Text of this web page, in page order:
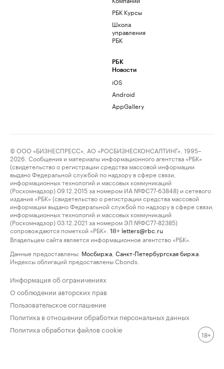
РБК Курсы
Школа
управления
РБК
РБК
Новости
iOS
Android
AppGallery
© ООО «БИЗНЕСПРЕСС», АО «РОСБИЗНЕСКОНСАЛТИНГ», 1995–
2026. Сообщения и материалы информационного агентства «РБК»
(свидетельство о регистрации средства массовой информации
выдано Федеральной службой по надзору в сфере связи,
информационных технологий и массовых коммуникаций
(Роскомнадзор) 09.12.2015 за номером ИА №ФС77-63848) и сетевого
издания «РБК» (свидетельство о регистрации средства массовой
информации выдано Федеральной службой по надзору в сфере связи,
информационных технологий и массовых коммуникаций
(Роскомнадзор) 03.12.2021 за номером ЭЛ №ФС77-82385)
сопровождаются пометкой «РБК».
18+ letters@rbc.ru
Владельцем сайта является информационное агентство «РБК».
Данные предоставлены: Мосбиржа Санкт-Петербургская биржа
Индексы облигаций предоставлены Cbonds.
Информация об ограничениях
О соблюдении авторских прав
Пользовательское соглашение
Политика в отношении обработки персональных данных
Политика обработки файлов cookie
18+